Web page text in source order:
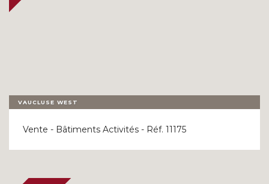
VAUCLUSE WEST
Vente - Bâtiments Activités - Réf. 11175